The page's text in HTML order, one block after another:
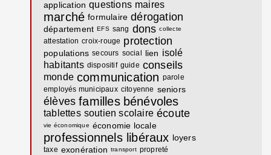
application questions maires
marché formulaire dérogation
département EFS sang dons collecte
attestation croix-rouge protection
populations secours social lien isolé
habitants dispositif guide conseils
monde communication parole
employés municipaux citoyenne seniors
élèves familles bénévoles
tablettes soutien scolaire écoute
vie économique économie locale
professionnels libéraux loyers
taxe exonération transport propreté